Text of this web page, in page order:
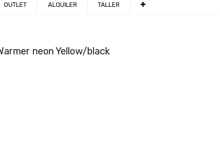
OUTLET ALQUILER TALLER
neon Yellow/black